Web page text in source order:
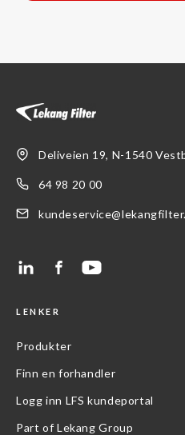
Deliveien 19, N-1540
64 98 20 00
LENKER
Produkter
Finn en forhandler
Logg inn LFS kundeportal
Part of Lekang Group